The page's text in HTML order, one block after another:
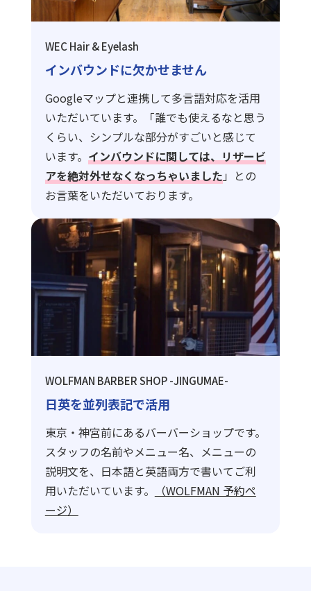
WEC Hair & Eyelash
インバウンドに欠かせません
Googleマップと連携して多言語対応を活用
いただいています。「誰でも使えるなと思う
くらい、シンプルな部分がすごいと感じて
います。 インバウンドに関しては、リザービ
アを絶対外せなくなっちゃいました」との
お言葉をいただいております。
WOLFMAN BARBER SHOP -JINGUMAE-
日英を並列表記で活用
東京・神宮前にあるバーバーショップです。
スタッフの名前やメニュー名、メニューの
説明文を、日本語と英語両方で書いてご利
用いただいています。
（WOLFMAN 予約ペ
ージ）